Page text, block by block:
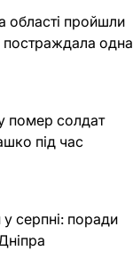
області пройшли
одна
помер солдат
під час
серпні: поради